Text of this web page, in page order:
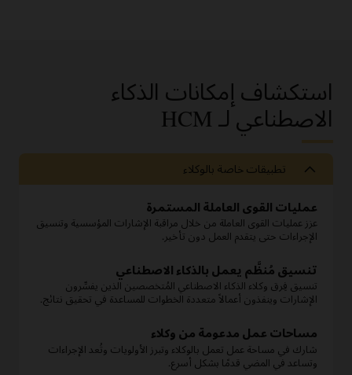
استكشاف إمكانات الذكاء
الاصطناعي لـ HCM‏
تطبيقات خاصة بالوكلاء
عمليات القوى العاملة المستمرة
عزز عمليات القوى العاملة من خلال مراقبة الإشارات المؤسسية وتنسيق
الإجراءات حتى يتقدم العمل دون تأخير.
تنسيق مُنظَّم يعمل بالذكاء الاصطناعي
تنسيق فِرق وكلاء الذكاء الاصطناعي المُتخصصين الذين يفسِّرون
الإشارات وينفذون أعمالاً متعددة الخطوات للمساعدة في تحقيق نتائج.
مساحات عمل مدعومة من وكلاء
شارك في مساحة عمل تعمل بالوكلاء وتبرز الأولويات وتُعد الإجراءات
وتساعد في المضي قدمًا بشكل أسرع.